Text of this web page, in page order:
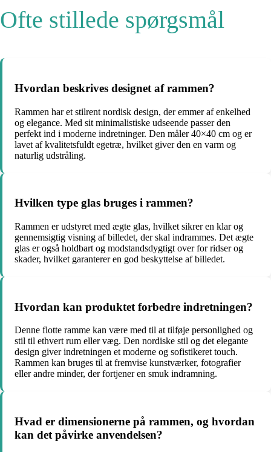
Ofte stillede spørgsmål
Hvordan beskrives designet af rammen?
Rammen har et stilrent nordisk design, der emmer af enkelhed
og elegance. Med sit minimalistiske udseende passer den
perfekt ind i moderne indretninger. Den måler 40×40 cm og er
lavet af kvalitetsfuldt egetræ, hvilket giver den en varm og
naturlig udstråling.
Hvilken type glas bruges i rammen?
Rammen er udstyret med ægte glas, hvilket sikrer en klar og
gennemsigtig visning af billedet, der skal indrammes. Det ægte
glas er også holdbart og modstandsdygtigt over for ridser og
skader, hvilket garanterer en god beskyttelse af billedet.
Hvordan kan produktet forbedre indretningen?
Denne flotte ramme kan være med til at tilføje personlighed og
stil til ethvert rum eller væg. Den nordiske stil og det elegante
design giver indretningen et moderne og sofistikeret touch.
Rammen kan bruges til at fremvise kunstværker, fotografier
eller andre minder, der fortjener en smuk indramning.
Hvad er dimensionerne på rammen, og hvordan
kan det påvirke anvendelsen?